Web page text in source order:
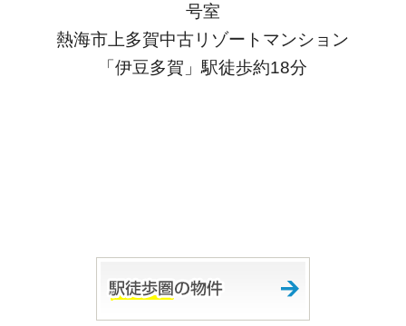
号室
熱海市上多賀中古リゾートマンション
「伊豆多賀」駅徒歩約18分